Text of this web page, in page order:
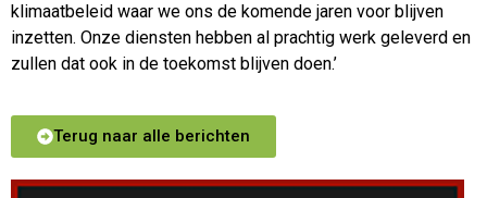
klimaatbeleid waar we ons de komende jaren voor blijven
inzetten. Onze diensten hebben al prachtig werk geleverd en
zullen dat ook in de toekomst blijven doen.’
Terug naar alle berichten